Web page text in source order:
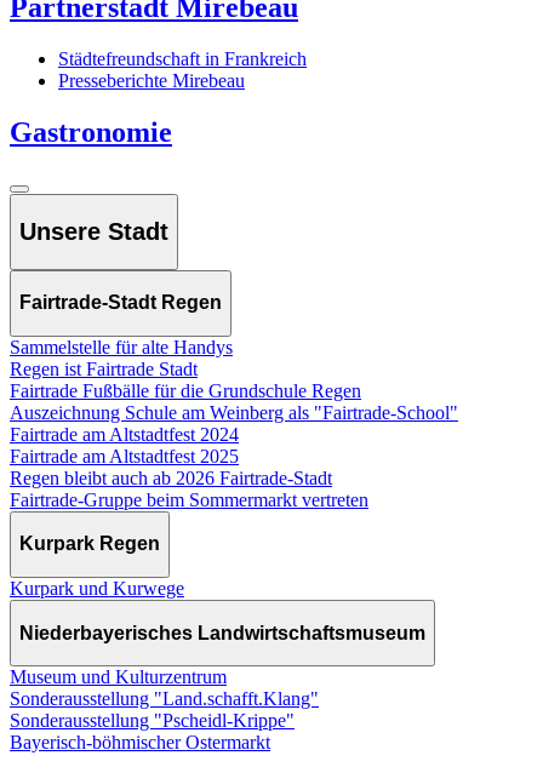
Partnerstadt Mirebeau
Städtefreundschaft in Frankreich
Presseberichte Mirebeau
Gastronomie
Unsere Stadt
Fairtrade-Stadt Regen
Sammelstelle für alte Handys
Regen ist Fairtrade Stadt
Fairtrade Fußbälle für die Grundschule Regen
Auszeichnung Schule am Weinberg als "Fairtrade-School"
Fairtrade am Altstadtfest 2024
Fairtrade am Altstadtfest 2025
Regen bleibt auch ab 2026 Fairtrade-Stadt
Fairtrade-Gruppe beim Sommermarkt vertreten
Kurpark Regen
Kurpark und Kurwege
Niederbayerisches Landwirtschaftsmuseum
Museum und Kulturzentrum
Sonderausstellung "Land.schafft.Klang"
Sonderausstellung "Pscheidl-Krippe"
Bayerisch-böhmischer Ostermarkt